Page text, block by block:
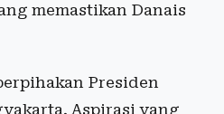
memastikan Danais
Presiden
Aspirasi yang